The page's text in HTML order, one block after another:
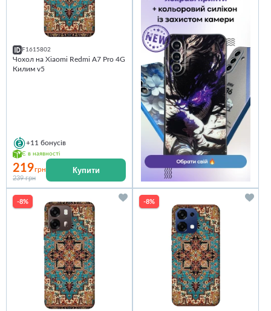
F1615802
Чохол на Xiaomi Redmi A7 Pro 4G
Килим v5
+11 бонусів
Є в наявності
219грн
239 грн
Купити
-8% -8%